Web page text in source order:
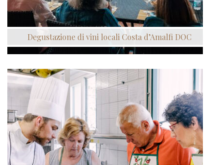
Degustazione di vini locali Costa d’Amalfi DOC